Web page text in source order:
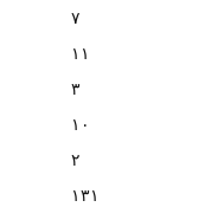
۷
۱۱
۳
۱۰
۲
۱۳۱